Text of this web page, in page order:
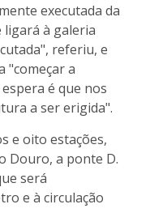
executada da
ligará à galeria
referiu, e
"começar a
é que nos
a ser erigida".
e oito estações,
Douro, a ponte D.
será
e à circulação